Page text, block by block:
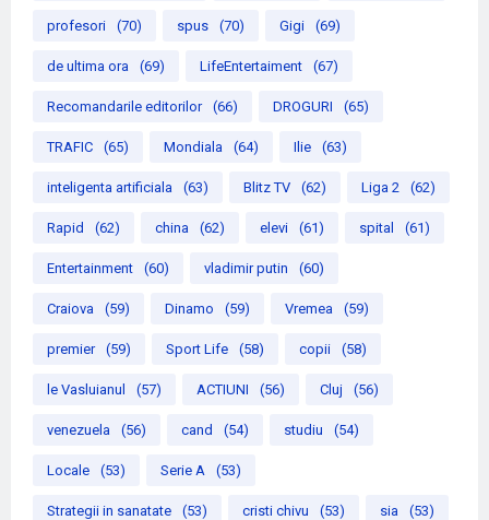
profesori (70) spus (70) Gigi (69)
de ultima ora (69) LifeEntertaiment (67)
Recomandarile editorilor (66) DROGURI (65)
TRAFIC (65) Mondiala (64) Ilie (63)
inteligenta artificiala (63) Blitz TV (62) Liga 2 (62)
Rapid (62) china (62) elevi (61) spital (61)
Entertainment (60) vladimir putin (60)
Craiova (59) Dinamo (59) Vremea (59)
premier (59) Sport Life (58) copii (58)
le Vasluianul (57) ACTIUNI (56) Cluj (56)
venezuela (56) cand (54) studiu (54)
Locale (53) Serie A (53)
Strategii in sanatate (53) cristi chivu (53) sia (53)